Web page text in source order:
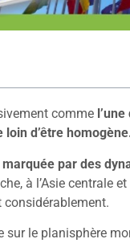
comme
loin d’être
par des
à l’Asie centrale
considérablement.
sur le planisphère